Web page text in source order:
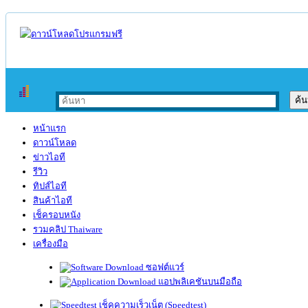
หน้าแรก
ดาวน์โหลด
ข่าวไอที
รีวิว
ทิปส์ไอที
สินค้าไอที
เช็ครอบหนัง
รวมคลิป Thaiware
เครื่องมือ
ซอฟต์แวร์
แอปพลิเคชันบนมือถือ
เช็คความเร็วเน็ต (Speedtest)